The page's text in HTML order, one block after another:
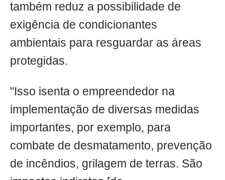
também reduz a possibilidade de
exigência de condicionantes
ambientais para resguardar as áreas
protegidas.
"Isso isenta o empreendedor na
implementação de diversas medidas
importantes, por exemplo, para
combate de desmatamento, prevenção
de incêndios, grilagem de terras. São